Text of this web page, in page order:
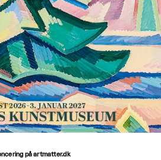
på artmatter.dk